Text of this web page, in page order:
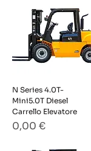
N Series 4.0T-
Mini5.0T Diesel
Carrello Elevatore
Prezzo
0,00 €